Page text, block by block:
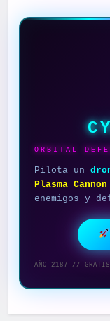
ORBITAL
Pilota un
Plasma Cannon
enemigos y
AÑO 2187 // GRATIS